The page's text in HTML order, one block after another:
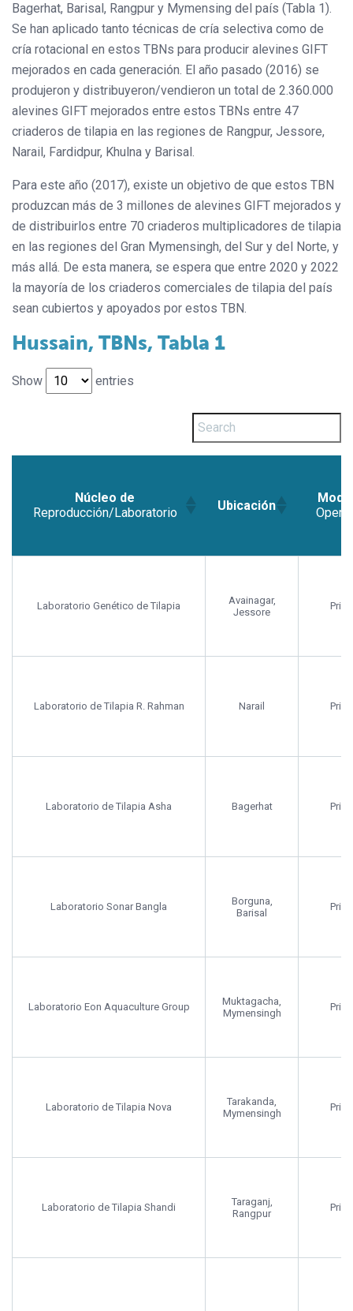
Bagerhat, Barisal, Rangpur y Mymensing del país (Tabla 1).
Se han aplicado tanto técnicas de cría selectiva como de
cría rotacional en estos TBNs para producir alevines GIFT
mejorados en cada generación. El año pasado (2016) se
produjeron y distribuyeron/vendieron un total de 2.360.000
alevines GIFT mejorados entre estos TBNs entre 47
criaderos de tilapia en las regiones de Rangpur, Jessore,
Narail, Fardidpur, Khulna y Barisal.
Para este año (2017), existe un objetivo de que estos TBN
produzcan más de 3 millones de alevines GIFT mejorados y
de distribuirlos entre 70 criaderos multiplicadores de tilapia
en las regiones del Gran Mymensingh, del Sur y del Norte, y
más allá. De esta manera, se espera que entre 2020 y 2022
la mayoría de los criaderos comerciales de tilapia del país
sean cubiertos y apoyados por estos TBN.
Hussain, TBNs, Tabla 1
Show entries
Núcleo de
Reproducción/Laboratorio
Ubicación
Laboratorio Genético de Tilapia
Avainagar,
Jessore
Laboratorio de Tilapia R. Rahman Narail
Laboratorio de Tilapia Asha Bagerhat
Laboratorio Sonar Bangla
Borguna,
Barisal
Laboratorio Eon Aquaculture Group
Muktagacha,
Mymensingh
Laboratorio de Tilapia Nova
Tarakanda,
Mymensingh
Laboratorio de Tilapia Shandi
Taraganj,
Rangpur